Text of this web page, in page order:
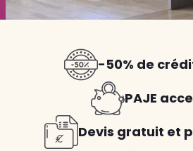
-50% de
PAJE
Devis gratuit et